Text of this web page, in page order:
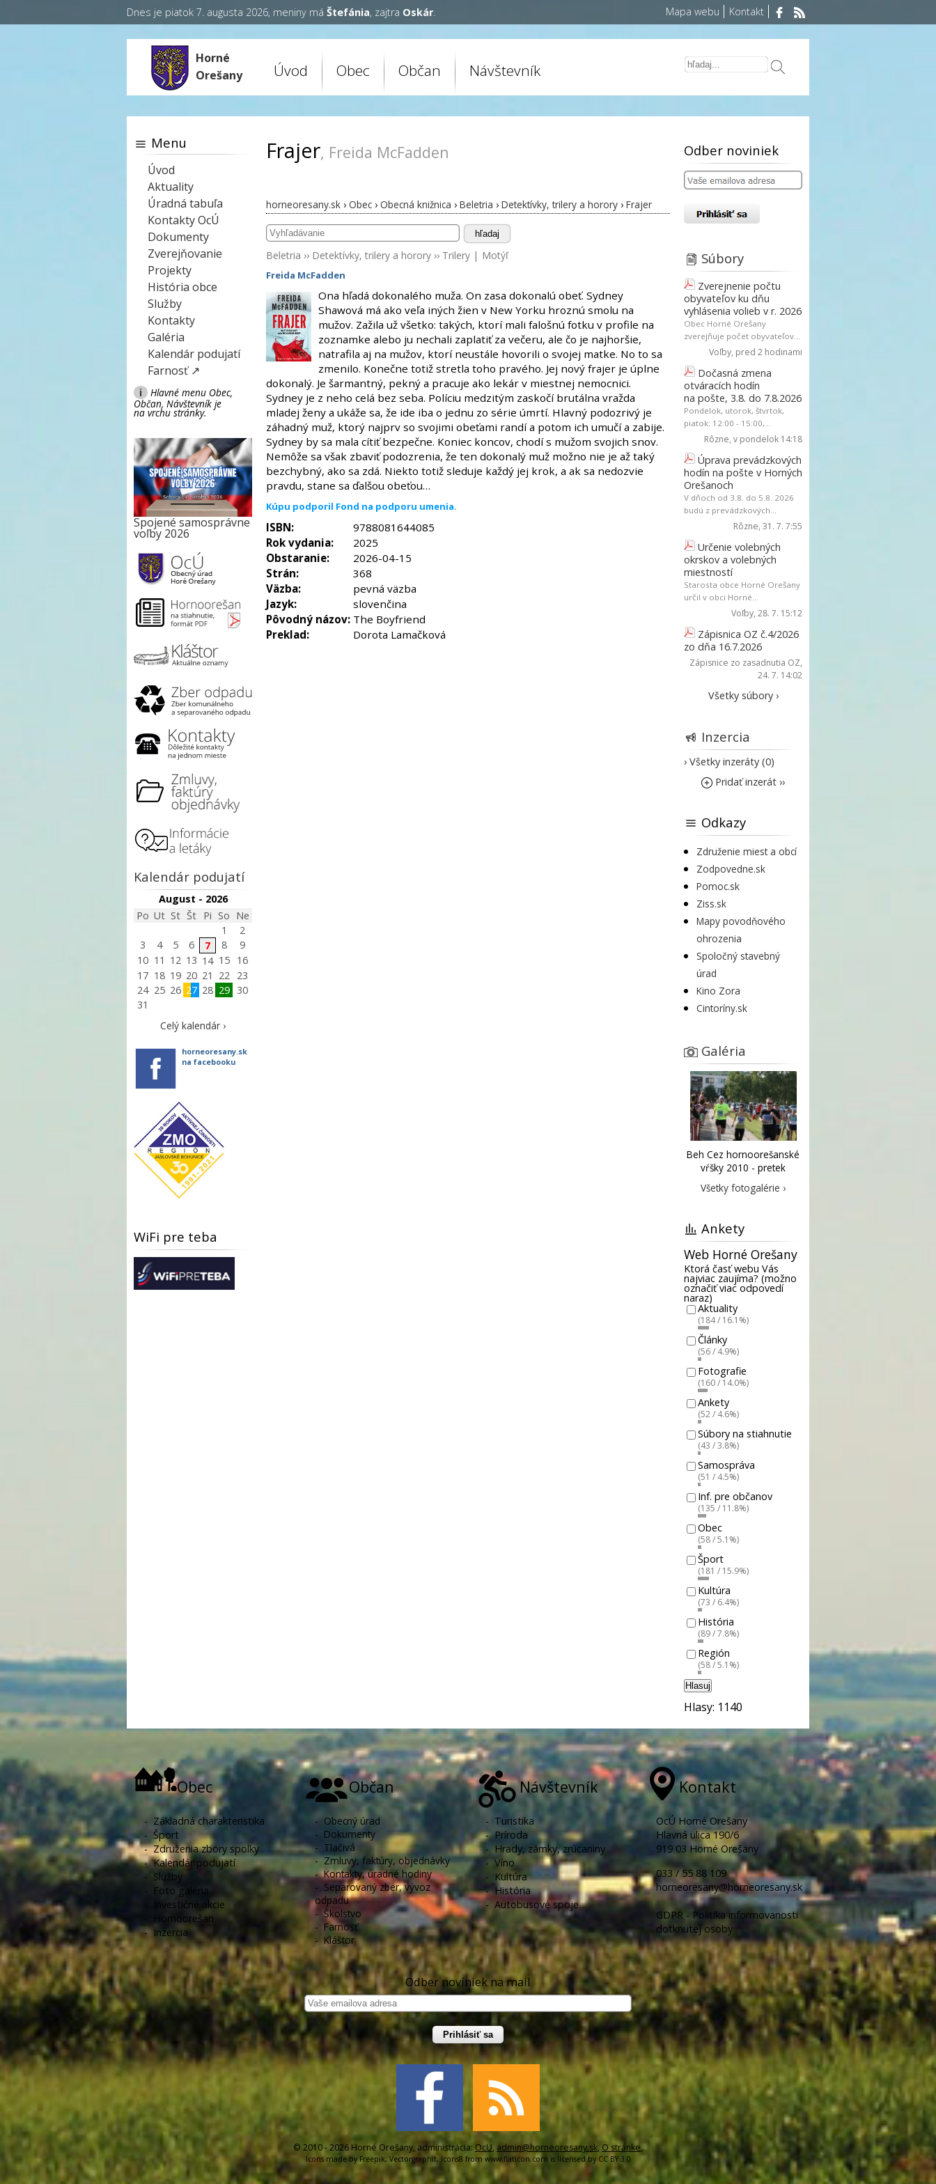
Dnes je piatok 7. augusta 2026, meniny má Štefánia, zajtra Oskár. Mapa webu Kontakt
Horné
Orešany
Úvod Obec Občan Návštevník
Frajer, Freida McFadden
horneoresany.sk › Obec › Obecná knižnica › Beletria › Detektívky, trilery a horory › Frajer
hľadaj
Beletria ›› Detektívky, trilery a horory ›› Trilery | Motýľ
Freida McFadden
Ona hľadá dokonalého muža. On zasa dokonalú obeť. Sydney
Shawová má ako veľa iných žien v New Yorku hroznú smolu na
mužov. Zažila už všetko: takých, ktorí mali falošnú fotku v profile na
zoznamke alebo ju nechali zaplatiť za večeru, ale čo je najhoršie,
natrafila aj na mužov, ktorí neustále hovorili o svojej matke. No to sa
zmenilo. Konečne totiž stretla toho pravého. Jej nový frajer je úplne
dokonalý. Je šarmantný, pekný a pracuje ako lekár v miestnej nemocnici.
Sydney je z neho celá bez seba. Políciu medzitým zaskočí brutálna vražda
mladej ženy a ukáže sa, že ide iba o jednu zo série úmrtí. Hlavný podozrivý je
záhadný muž, ktorý najprv so svojimi obeťami randí a potom ich umučí a zabije.
Sydney by sa mala cítiť bezpečne. Koniec koncov, chodí s mužom svojich snov.
Nemôže sa však zbaviť podozrenia, že ten dokonalý muž možno nie je až taký
bezchybný, ako sa zdá. Niekto totiž sleduje každý jej krok, a ak sa nedozvie
pravdu, stane sa ďalšou obeťou…
Kúpu podporil Fond na podporu umenia.
ISBN:
9788081644085
Rok vydania:
2025
Obstaranie:
2026-04-15
Strán:
368
Väzba:
pevná väzba
Jazyk:
slovenčina
Pôvodný názov: The Boyfriend
Preklad:
Dorota Lamačková
Menu
Úvod
Aktuality
Úradná tabuľa
Kontakty OcÚ
Dokumenty
Zverejňovanie
Projekty
História obce
Služby
Kontakty
Galéria
Kalendár podujatí
Farnosť ↗
i
Hlavné menu Obec,
Občan, Návštevník je
na vrchu stránky.
Spojené samosprávne
voľby 2026
Kalendár podujatí
August - 2026
Po Ut St Št Pi So Ne
1
2
3
4 5 6 7 8
9
10 11 12 13 14 15
16
17 18 19 20 21 22
23
24 25 26 27 28 29
30
31
Celý kalendár ›
horneoresany.sk
na facebooku
WiFi pre teba
Odber noviniek
Súbory
Zverejnenie počtu
obyvateľov ku dňu
vyhlásenia volieb v r. 2026
Obec Horné Orešany
zverejňuje počet obyvateľov...
Voľby, pred 2 hodinami
Dočasná zmena
otváracích hodín
na pošte, 3.8. do 7.8.2026
Pondelok, utorok, štvrtok,
piatok: 12:00 - 15:00,...
Rôzne, v pondelok 14:18
Úprava prevádzkových
hodín na pošte v Horných
Orešanoch
V dňoch od 3.8. do 5.8. 2026
budú z prevádzkových...
Rôzne, 31. 7. 7:55
Určenie volebných
okrskov a volebných
miestností
Starosta obce Horné Orešany
určil v obci Horné...
Voľby, 28. 7. 15:12
Zápisnica OZ č.4/2026
zo dňa 16.7.2026
Zápisnice zo zasadnutia OZ,
24. 7. 14:02
Všetky súbory ›
Inzercia
› Všetky inzeráty (0)
Pridať inzerát ››
Odkazy
Združenie miest a obcí
Zodpovedne.sk
Pomoc.sk
Ziss.sk
Mapy povodňového
ohrozenia
Spoločný stavebný
úrad
Kino Zora
Cintoríny.sk
Galéria
Beh Cez hornoorešanské
vŕšky 2010 - pretek
Všetky fotogalérie ›
Ankety
Web Horné Orešany
Ktorá časť webu Vás
najviac zaujíma? (možno
označiť viac odpovedí
naraz)
Aktuality
(184 / 16.1%)
Články
(56 / 4.9%)
Fotografie
(160 / 14.0%)
Ankety
(52 / 4.6%)
Súbory na stiahnutie
(43 / 3.8%)
Samospráva
(51 / 4.5%)
Inf. pre občanov
(135 / 11.8%)
Obec
(58 / 5.1%)
Šport
(181 / 15.9%)
Kultúra
(73 / 6.4%)
História
(89 / 7.8%)
Región
(58 / 5.1%)
Hlasuj
Hlasy: 1140
Obec
- Základná charakteristika
- Šport
-Združenia zbory spolky
-Kalendár podujatí
- Služby
- Foto galéria
-
Investičné akcie
Hornoorešan
-Inzercia
Občan
- Obecný úrad
- Dokumenty
- Tlačivá
-Zmluvy, faktúry, objednávky
-Kontakty, úradné hodiny
- Separovaný zber, vývoz
odpadu
-Školstvo
-Farnosť
-Kláštor
Návštevník
- Turistika
-Príroda
-Hrady, zámky, zrúcaniny
-Víno
- Kultúra
-História
-Autobusové spoje
Kontakt
OcÚ Horné Orešany
Hlavná ulica 190/6
919 03 Horné Orešany
033 / 55 88 109
horneoresany@horneoresany.sk
GDPR - Politika informovanosti
dotknutej osoby
Odber noviniek na mail
Prihlásiť sa
© 2010 - 2026 Horné Orešany, administrácia: OcU, admin@horneoresany.sk, O stránke,
Icons made byFreepik, Vectorgraphit, Icons8 from www.flaticon.com is licensed by CC BY 3.0